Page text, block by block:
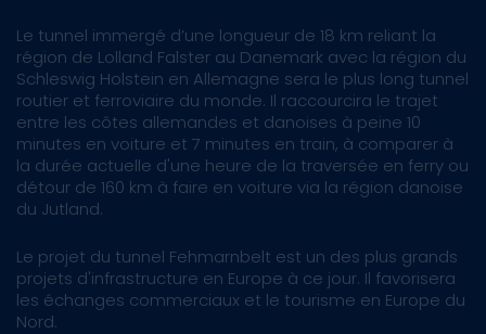
Le tunnel immergé d’une longueur de 18 km reliant la
région de Lolland Falster au Danemark avec la région du
Schleswig Holstein en Allemagne sera le plus long tunnel
routier et ferroviaire du monde. Il raccourcira le trajet
entre les côtes allemandes et danoises à peine 10
minutes en voiture et 7 minutes en train, à comparer à
la durée actuelle d'une heure de la traversée en ferry ou
détour de 160 km à faire en voiture via la région danoise
du Jutland.
Le projet du tunnel Fehmarnbelt est un des plus grands
projets d'infrastructure en Europe à ce jour. Il favorisera
les échanges commerciaux et le tourisme en Europe du
Nord.